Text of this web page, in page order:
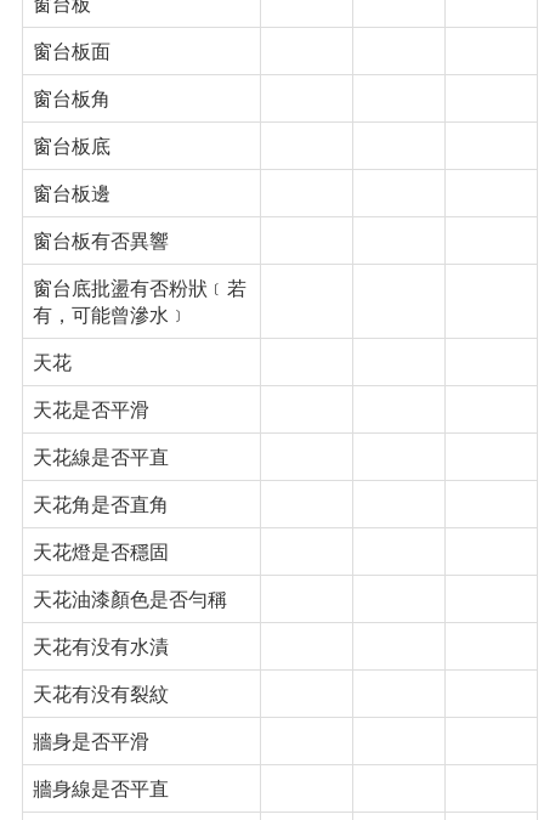
窗台板面
窗台板角
窗台板底
窗台板邊
窗台板有否異響
窗台底批盪有否粉狀﹝若
有，可能曾滲水﹞
天花
天花是否平滑
天花線是否平直
天花角是否直角
天花燈是否穩固
天花油漆顏色是否勻稱
天花有没有水漬
天花有没有裂紋
牆身是否平滑
牆身線是否平直